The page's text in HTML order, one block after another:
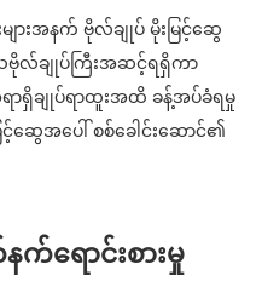
းအနက် ဗိုလ်ချုပ် မိုးမြင့်ဆွေ
ဗိုလ်ချုပ်ကြီးအဆင့်ရရှိကာ
ရှိချုပ်ရာထူးအထိ ခန့်အပ်ခံရမှု
င့်ဆွေအပေါ် စစ်ခေါင်းဆောင်၏
ရောင်းစားမှု